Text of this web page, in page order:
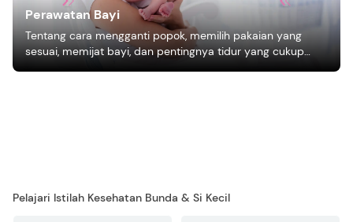
Perawatan Bayi
Tentang cara mengganti popok, memilih pakaian yang
sesuai, memijat bayi, dan pentingnya tidur yang cukup
bagi pertumbuhan bayi.
Pelajari Istilah Kesehatan Bunda & Si Kecil